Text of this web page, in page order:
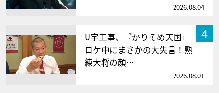
2026.08.04
4
U字工事、『かりそめ天国』
ロケ中にまさかの大失言！熟
練大将の顔…
2026.08.01